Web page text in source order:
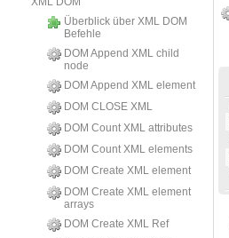
Überblick über XML DOM
Befehle
DOM Append XML child
node
DOM Append XML element
DOM CLOSE XML
DOM Count XML attributes
DOM Count XML elements
DOM Create XML element
DOM Create XML element
arrays
DOM Create XML Ref